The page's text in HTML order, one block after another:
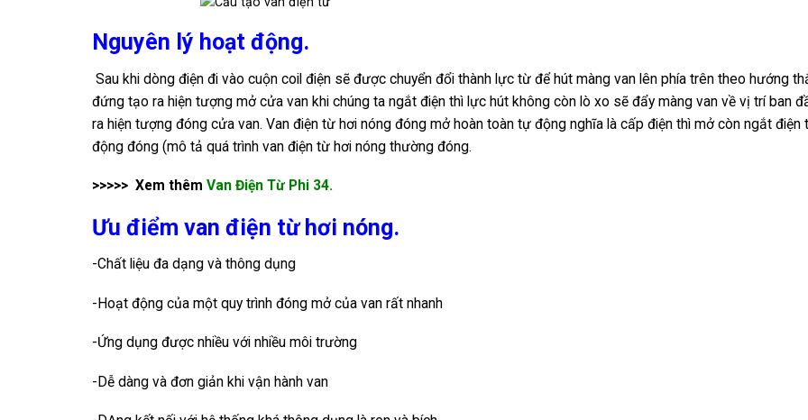
Nguyên lý hoạt động.
Sau khi dòng điện đi vào cuộn coil điện sẽ được chuyển đổi thành lực từ để hút màng van lên phía trên theo hướng
đứng tạo ra hiện tượng mở cửa van khi chúng ta ngắt điện thì lực hút không còn lò xo sẽ đẩy màng van về vị trí ban
ra hiện tượng đóng cửa van. Van điện từ hơi nóng đóng mở hoàn toàn tự động nghĩa là cấp điện thì mở còn ngắt điện
động đóng (mô tả quá trình van điện từ hơi nóng thường đóng.
>>>>> Xem thêm Van Điện Từ Phi 34.
Ưu điểm van điện từ hơi nóng.
-Chất liệu đa dạng và thông dụng
-Hoạt động của một quy trình đóng mở của van rất nhanh
-Ứng dụng được nhiều với nhiều môi trường
-Dễ dàng và đơn giản khi vận hành van